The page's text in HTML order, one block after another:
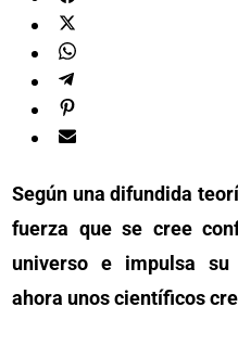
Según una difundida
fuerza que se cree
universo e impulsa su
ahora unos científicos